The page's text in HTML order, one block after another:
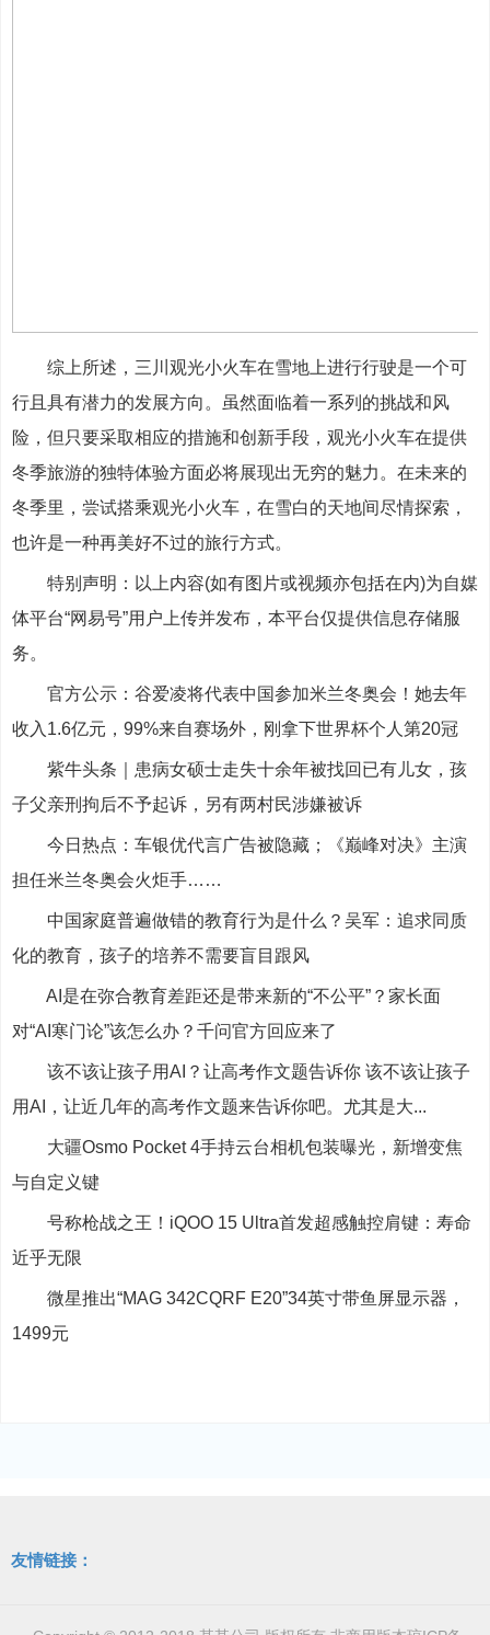
综上所述，三川观光小火车在雪地上进行行驶是一个可
行且具有潜力的发展方向。虽然面临着一系列的挑战和风
险，但只要采取相应的措施和创新手段，观光小火车在提供
冬季旅游的独特体验方面必将展现出无穷的魅力。在未来的
冬季里，尝试搭乘观光小火车，在雪白的天地间尽情探索，
也许是一种再美好不过的旅行方式。
特别声明：以上内容(如有图片或视频亦包括在内)为自媒
体平台“网易号”用户上传并发布，本平台仅提供信息存储服
务。
官方公示：谷爱凌将代表中国参加米兰冬奥会！她去年
收入1.6亿元，99%来自赛场外，刚拿下世界杯个人第20冠
紫牛头条｜患病女硕士走失十余年被找回已有儿女，孩
子父亲刑拘后不予起诉，另有两村民涉嫌被诉
今日热点：车银优代言广告被隐藏；《巅峰对决》主演
担任米兰冬奥会火炬手……
中国家庭普遍做错的教育行为是什么？吴军：追求同质
化的教育，孩子的培养不需要盲目跟风
AI是在弥合教育差距还是带来新的“不公平”？家长面
对“AI寒门论”该怎么办？千问官方回应来了
该不该让孩子用AI？让高考作文题告诉你 该不该让孩子
用AI，让近几年的高考作文题来告诉你吧。尤其是大...
大疆Osmo Pocket 4手持云台相机包装曝光，新增变焦
与自定义键
号称枪战之王！iQOO 15 Ultra首发超感触控肩键：寿命
近乎无限
微星推出“MAG 342CQRF E20”34英寸带鱼屏显示器，
1499元
友情链接：